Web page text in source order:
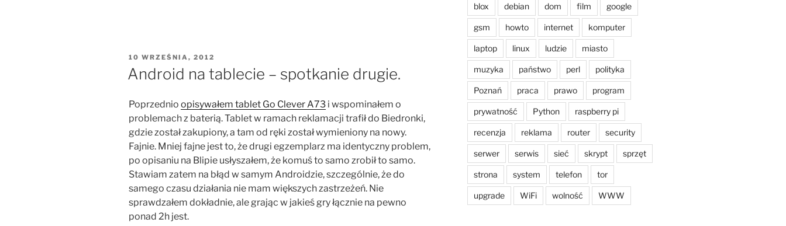
OPUBLIKOWANE
W
10 WRZEŚNIA, 2012
Android na tablecie – spotkanie drugie.
Poprzednio opisywałem tablet Go Clever A73 i wspominałem o
problemach z baterią. Tablet w ramach reklamacji trafił do Biedronki,
gdzie został zakupiony, a tam od ręki został wymieniony na nowy.
Fajnie. Mniej fajne jest to, że drugi egzemplarz ma identyczny problem,
po opisaniu na Blipie usłyszałem, że komuś to samo zrobił to samo.
Stawiam zatem na błąd w samym Androidzie, szczególnie, że do
samego czasu działania nie mam większych zastrzeżeń. Nie
sprawdzałem dokładnie, ale grając w jakieś gry łącznie na pewno
ponad 2h jest.
blox debian dom film google
gsm howto internet komputer
laptop linux ludzie miasto
muzyka państwo perl polityka
Poznań praca prawo program
prywatność Python raspberry pi
recenzja reklama router security
serwer serwis sieć skrypt sprzęt
strona system telefon tor
upgrade WiFi wolność WWW